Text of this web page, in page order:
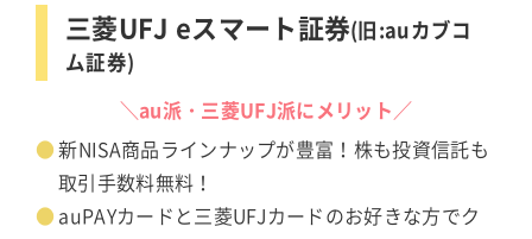
三菱UFJ eスマート証券(旧:auカブコ
ム証券)
＼au派・三菱UFJ派にメリット／
新NISA商品ラインナップが豊富！株も投資信託も
取引手数料無料！
auPAYカードと三菱UFJカードのお好きな方でク